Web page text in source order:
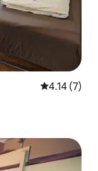
レビュー7
4.14 (7)